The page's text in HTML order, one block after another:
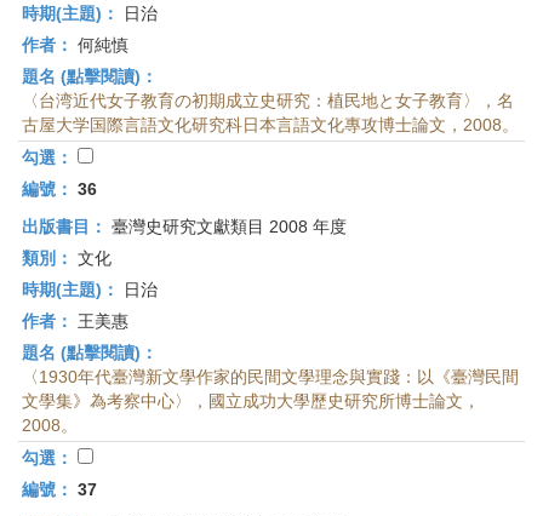
時期(主題)：
日治
作者： 何純慎
題名 (點擊閱讀)：
〈台湾近代女子教育の初期成立史研究：植民地と女子教育〉，名
古屋大学国際言語文化研究科日本言語文化專攻博士論文，2008。
勾選：
編號： 36
出版書目： 臺灣史研究文獻類目 2008 年度
類別： 文化
時期(主題)：
日治
作者：
王美惠
題名 (點擊閱讀)：
〈1930年代臺灣新文學作家的民間文學理念與實踐：以《臺灣民間
文學集》為考察中心〉，國立成功大學歷史研究所博士論文，
2008。
勾選：
編號： 37